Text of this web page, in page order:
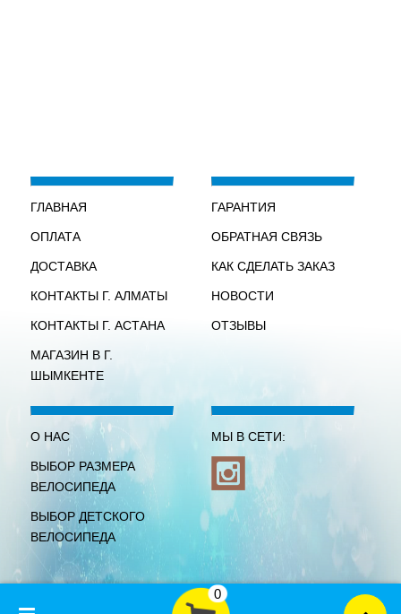
ГЛАВНАЯ
ОПЛАТА
ДОСТАВКА
КОНТАКТЫ Г. АЛМАТЫ
КОНТАКТЫ Г. АСТАНА
МАГАЗИН В Г.
ШЫМКЕНТЕ
ГАРАНТИЯ
ОБРАТНАЯ СВЯЗЬ
КАК СДЕЛАТЬ ЗАКАЗ
НОВОСТИ
ОТЗЫВЫ
О НАС
ВЫБОР РАЗМЕРА
ВЕЛОСИПЕДА
ВЫБОР ДЕТСКОГО
ВЕЛОСИПЕДА
МЫ В СЕТИ:
0